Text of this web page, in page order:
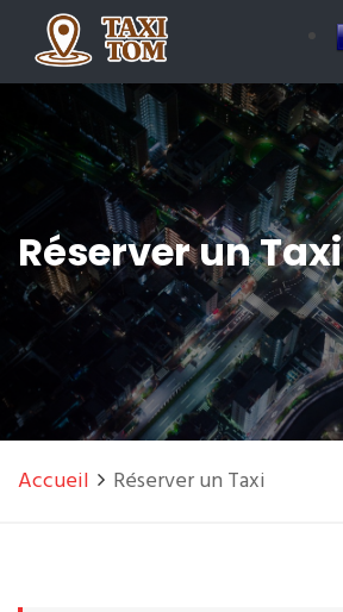
Réserver un Taxi
Accueil Réserver un Taxi